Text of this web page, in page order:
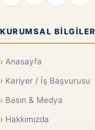
KURUMSAL BILGILER
Anasayfa
Kariyer / İş Başvurusu
Basın & Medya
Hakkımızda